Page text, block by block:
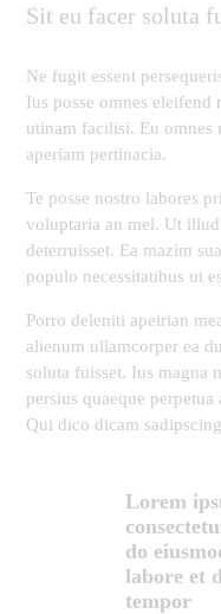
Sit eu facer soluta
Ne fugit essent
Ius posse omnes
utinam facilisi. Eu omnes
aperiam pertinacia.
Te posse nostro labores
voluptaria an mel. Ut
deterruisset. Ea mazim
populo necessitatibus ut
Porro deleniti apeirian
alienum ullamcorper ea
soluta fuisset. Ius magna
persius quaeque
Qui dico dicam
Lorem
do
labore et
tempor